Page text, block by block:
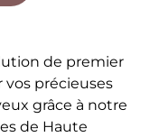
de premier
précieuses
grâce à notre
de Haute